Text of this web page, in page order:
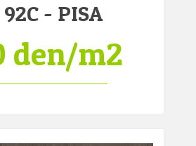
92C - PISA
den/m2